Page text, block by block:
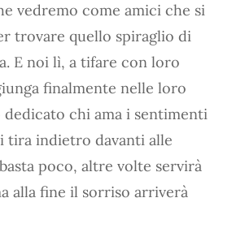
vedremo come amici che si
trovare quello spiraglio di
E noi lì, a tifare con loro
finalmente nelle loro
chi ama i sentimenti
tira indietro davanti alle
poco, altre volte servirà
alla fine il sorriso arriverà